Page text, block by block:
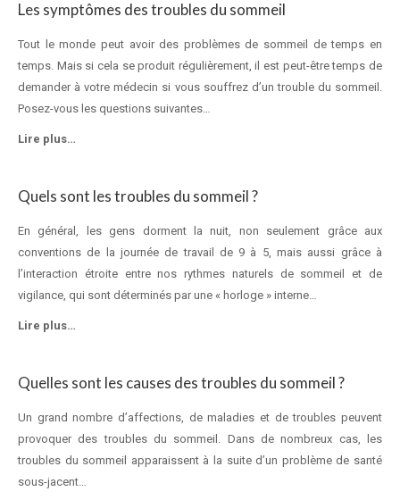
Les symptômes des troubles du sommeil
Tout le monde peut avoir des problèmes de sommeil de temps en
temps. Mais si cela se produit régulièrement, il est peut-être temps de
demander à votre médecin si vous souffrez d’un trouble du sommeil.
Posez-vous les questions suivantes…
Lire plus…
Quels sont les troubles du sommeil ?
En général, les gens dorment la nuit, non seulement grâce aux
conventions de la journée de travail de 9 à 5, mais aussi grâce à
l’interaction étroite entre nos rythmes naturels de sommeil et de
vigilance, qui sont déterminés par une « horloge » interne…
Lire plus…
Quelles sont les causes des troubles du sommeil ?
Un grand nombre d’affections, de maladies et de troubles peuvent
provoquer des troubles du sommeil. Dans de nombreux cas, les
troubles du sommeil apparaissent à la suite d’un problème de santé
sous-jacent…